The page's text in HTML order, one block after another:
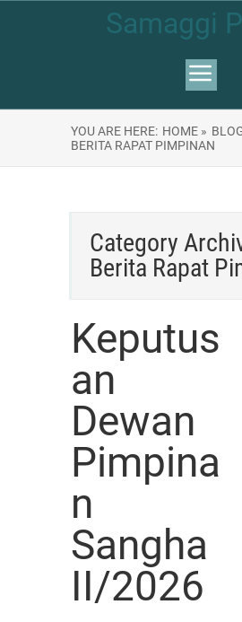
Samaggi
YOU ARE HERE: HOME »
BERITA RAPAT PIMPINAN
Category
Berita Rapat
Keputus
an
Dewan
Pimpina
n
Sangha
II/2026